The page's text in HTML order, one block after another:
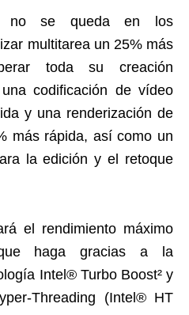
no se queda en los
multitarea un 25% más
toda su creación
codificación de vídeo
y una renderización de
más rápida, así como un
la edición y el retoque
el rendimiento máximo
haga gracias a la
Intel® Turbo Boost² y
Threading (Intel® HT